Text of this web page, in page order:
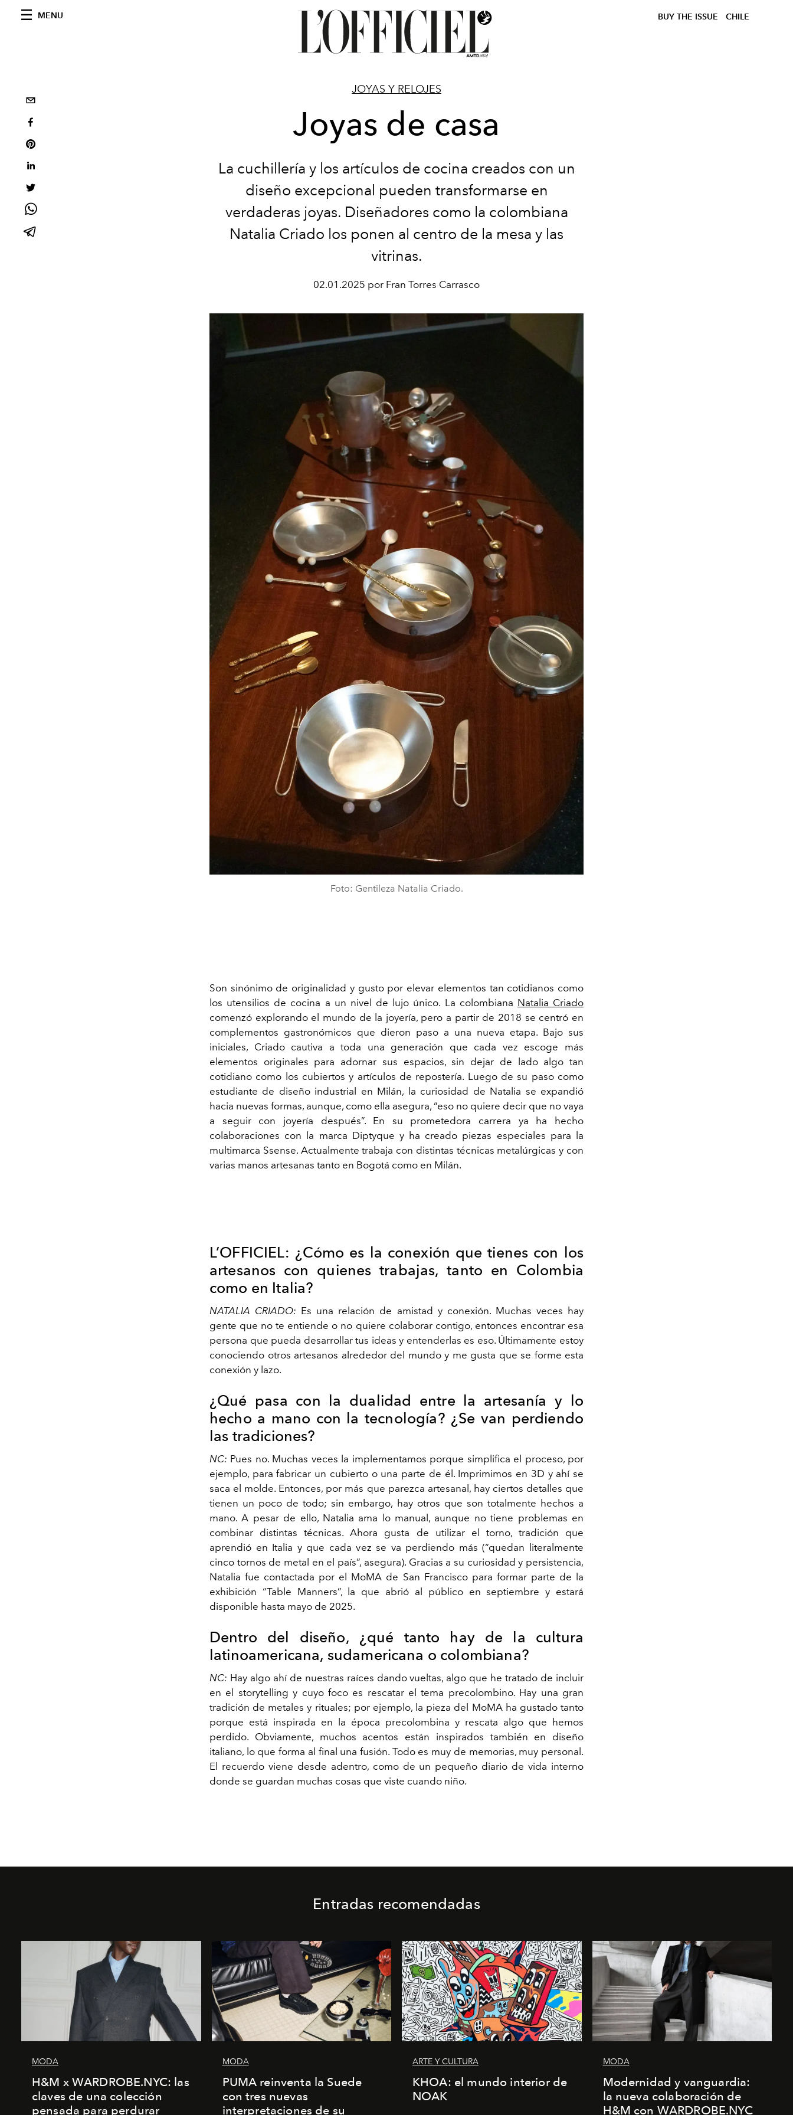
MENU BUY THE ISSUE CHILE
JOYAS Y RELOJES
Joyas de casa
La cuchillería y los artículos de cocina creados con un
diseño excepcional pueden transformarse en
verdaderas joyas. Diseñadores como la colombiana
Natalia Criado los ponen al centro de la mesa y las
vitrinas.
02.01.2025 por Fran Torres Carrasco
Foto: Gentileza Natalia Criado.
Son sinónimo de originalidad y gusto por elevar elementos tan cotidianos como
los utensilios de cocina a un nivel de lujo único. La colombiana Natalia Criado
comenzó explorando el mundo de la joyería, pero a partir de 2018 se centró en
complementos gastronómicos que dieron paso a una nueva etapa. Bajo sus
iniciales, Criado cautiva a toda una generación que cada vez escoge más
elementos originales para adornar sus espacios, sin dejar de lado algo tan
cotidiano como los cubiertos y artículos de repostería. Luego de su paso como
estudiante de diseño industrial en Milán, la curiosidad de Natalia se expandió
hacia nuevas formas, aunque, como ella asegura, “eso no quiere decir que no vaya
a seguir con joyería después”. En su prometedora carrera ya ha hecho
colaboraciones con la marca Diptyque y ha creado piezas especiales para la
multimarca Ssense. Actualmente trabaja con distintas técnicas metalúrgicas y con
varias manos artesanas tanto en Bogotá como en Milán.
L’OFFICIEL: ¿Cómo es la conexión que tienes con los
artesanos con quienes trabajas, tanto en Colombia
como en Italia?
NATALIA CRIADO: Es una relación de amistad y conexión. Muchas veces hay
gente que no te entiende o no quiere colaborar contigo, entonces encontrar esa
persona que pueda desarrollar tus ideas y entenderlas es eso. Últimamente estoy
conociendo otros artesanos alrededor del mundo y me gusta que se forme esta
conexión y lazo.
¿Qué pasa con la dualidad entre la artesanía y lo
hecho a mano con la tecnología? ¿Se van perdiendo
las tradiciones?
NC: Pues no. Muchas veces la implementamos porque simplifica el proceso, por
ejemplo, para fabricar un cubierto o una parte de él. Imprimimos en 3D y ahí se
saca el molde. Entonces, por más que parezca artesanal, hay ciertos detalles que
tienen un poco de todo; sin embargo, hay otros que son totalmente hechos a
mano. A pesar de ello, Natalia ama lo manual, aunque no tiene problemas en
combinar distintas técnicas. Ahora gusta de utilizar el torno, tradición que
aprendió en Italia y que cada vez se va perdiendo más (“quedan literalmente
cinco tornos de metal en el país”, asegura). Gracias a su curiosidad y persistencia,
Natalia fue contactada por el MoMA de San Francisco para formar parte de la
exhibición “Table Manners”, la que abrió al público en septiembre y estará
disponible hasta mayo de 2025.
Dentro del diseño, ¿qué tanto hay de la cultura
latinoamericana, sudamericana o colombiana?
NC: Hay algo ahí de nuestras raíces dando vueltas, algo que he tratado de incluir
en el storytelling y cuyo foco es rescatar el tema precolombino. Hay una gran
tradición de metales y rituales; por ejemplo, la pieza del MoMA ha gustado tanto
porque está inspirada en la época precolombina y rescata algo que hemos
perdido. Obviamente, muchos acentos están inspirados también en diseño
italiano, lo que forma al final una fusión. Todo es muy de memorias, muy personal.
El recuerdo viene desde adentro, como de un pequeño diario de vida interno
donde se guardan muchas cosas que viste cuando niño.
Entradas recomendadas
MODA
H&M x WARDROBE.NYC: las
claves de una colección
pensada para perdurar
MODA
PUMA reinventa la Suede
con tres nuevas
interpretaciones de su
ARTE Y CULTURA
KHOA: el mundo interior de
NOAK
MODA
Modernidad y vanguardia:
la nueva colaboración de
H&M con WARDROBE.NYC